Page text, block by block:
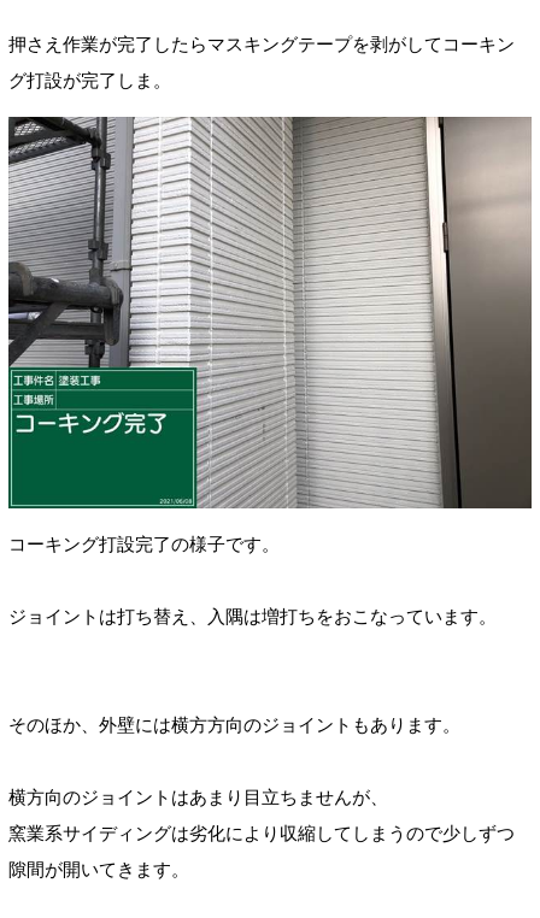
押さえ作業が完了したらマスキングテープを剥がしてコーキン
グ打設が完了しま。
コーキング打設完了の様子です。
ジョイントは打ち替え、入隅は増打ちをおこなっています。
そのほか、外壁には横方方向のジョイントもあります。
横方向のジョイントはあまり目立ちませんが、
窯業系サイディングは劣化により収縮してしまうので少しずつ
隙間が開いてきます。